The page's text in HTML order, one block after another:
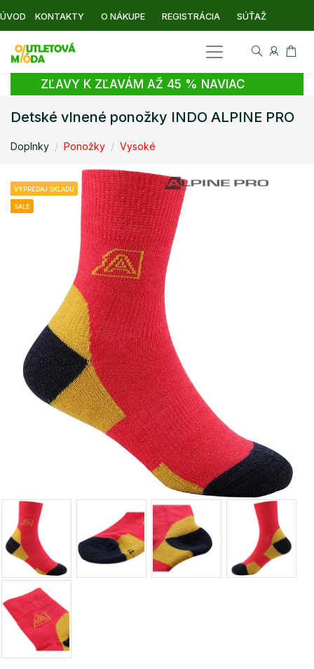
ÚVOD KONTAKTY O NÁKUPE REGISTRÁCIA SÚŤAŽ
ZĽAVY K ZĽAVÁM AŽ 45 % NAVIAC
Detské vlnené ponožky INDO ALPINE PRO
Doplnky Ponožky Vysoké
VÝPREDAJ SKLADU
SALE